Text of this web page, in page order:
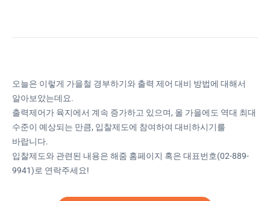
오늘은 이렇게 가을철 경부하기와 출력 제어 대비 방법에 대해서
알아보았는데요.
출력제어가 육지에서 계속 증가하고 있으며, 올 가을에도 역대 최대
수준이 예상되는 만큼, 입찰제도에 참여하여 대비하시기를
바랍니다.
입찰제도와 관련된 내용은 해줌 홈페이지 혹은 대표번호(02-889-
9941)로 연락주세요!